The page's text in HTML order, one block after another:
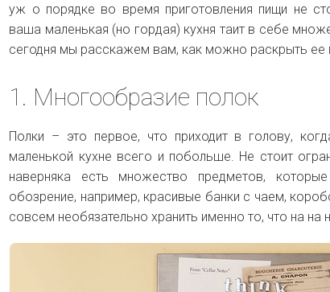
уж о порядке во время приготовления пищи не
ваша маленькая (но гордая) кухня таит в себе
сегодня мы расскажем вам, как можно раскрыть ее
1. Многообразие полок
Полки – это первое, что приходит в голову,
маленькой кухне всего и побольше. Не стоит
наверняка есть множество предметов,
обозрение, например, красивые банки с чаем,
совсем необязательно хранить именно то, что на на